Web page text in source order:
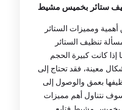
ستائر بخميس مشيط
ومميزات الستائر
تنظيف الستائر
كانت كبيرة الحجم
معينة، فقد تحتاج إلى
بعمق والوصول إلى
سوف نتناول أهم مميزات